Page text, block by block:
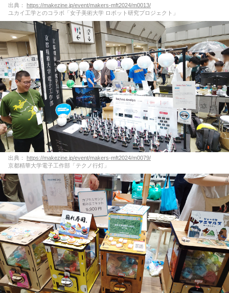
出典：
https://makezine.jp/event/makers-mft2024/m0013/
ユカイ工学とのコラボ「女子美術大学 ロボット研究プロジェクト」
出典：
https://makezine.jp/event/makers-mft2024/m0079/
京都精華大学電子工作部「テクノ行灯」